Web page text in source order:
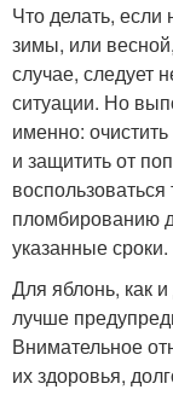
Что делать,
зимы, или
случае, следует
ситуации. Но
именно:
и защитить от
пломбированию
указанные сроки.
Для яблонь, как
лучше
Внимательное
их здоровья,